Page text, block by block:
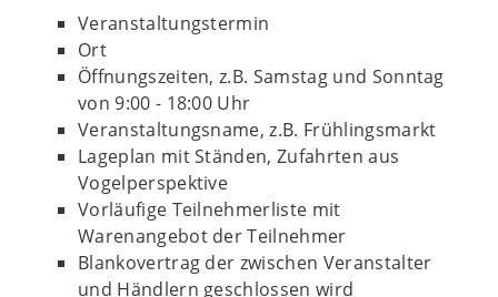
Veranstaltungstermin
Ort
Öffnungszeiten, z.B. Samstag und Sonntag
von 9:00 - 18:00 Uhr
Veranstaltungsname, z.B. Frühlingsmarkt
Lageplan mit Ständen, Zufahrten aus
Vogelperspektive
Vorläufige Teilnehmerliste mit
Warenangebot der Teilnehmer
Blankovertrag der zwischen Veranstalter
und Händlern geschlossen wird